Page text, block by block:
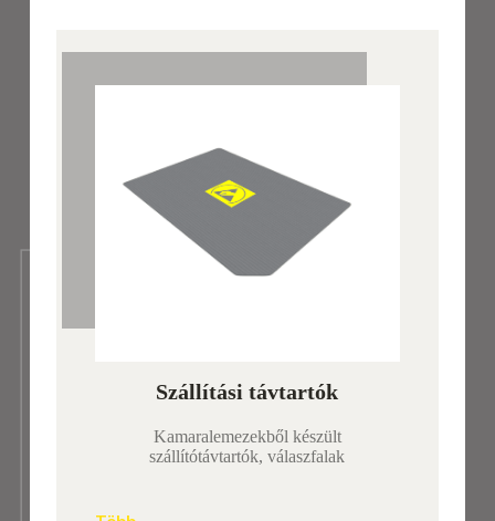
Szállítási távtartók
Kamaralemezekből készült
szállítótávtartók, válaszfalak